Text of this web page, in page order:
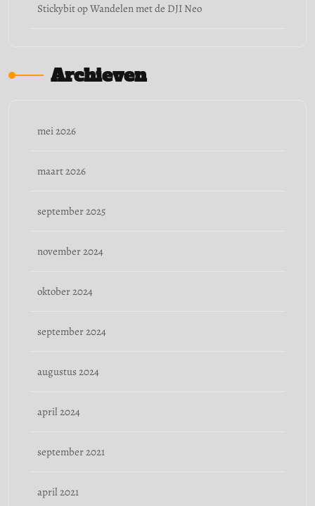
StickybitopWandelen met de DJI Neo
Archieven
mei 2026
maart 2026
september 2025
november 2024
oktober 2024
september 2024
augustus 2024
april 2024
september 2021
april 2021